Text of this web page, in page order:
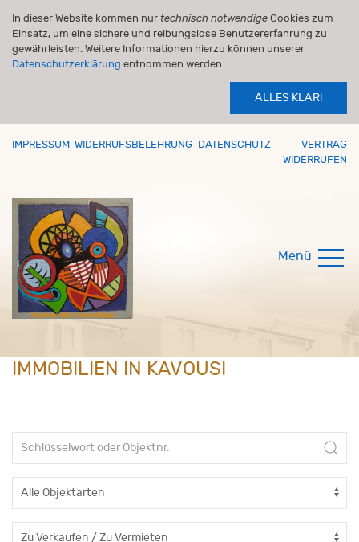
In dieser Website kommen nur technisch notwendige Cookies zum
Einsatz, um eine sichere und reibungslose Benutzererfahrung zu
gewährleisten. Weitere Informationen hierzu können unserer
Datenschutzerklärung entnommen werden.
ALLES KLAR!
IMPRESSUM WIDERRUFSBELEHRUNG DATENSCHUTZ
VERTRAG
WIDERRUFEN
Menü
IMMOBILIEN IN KAVOUSI